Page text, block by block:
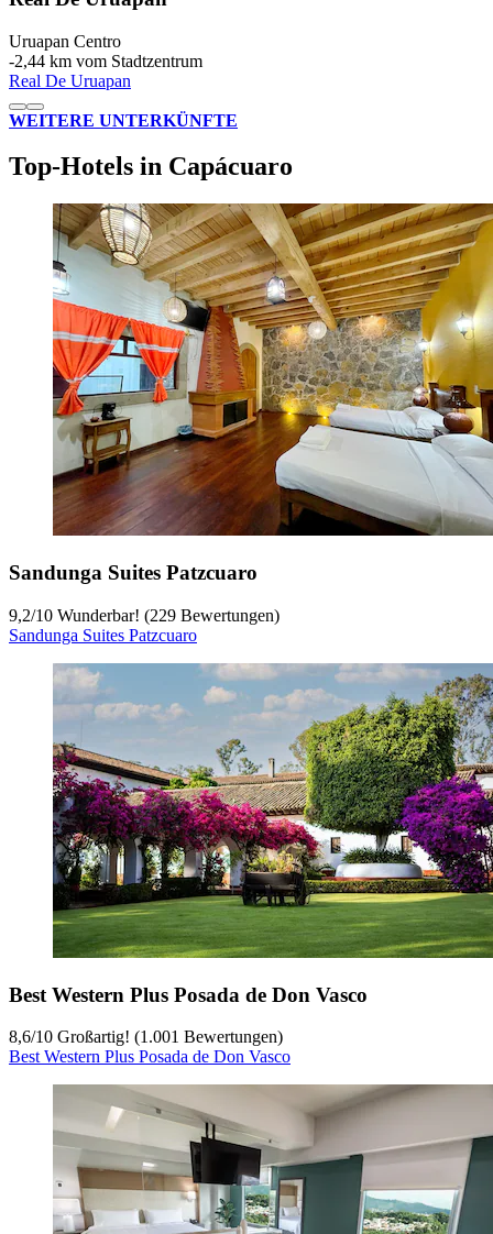
Uruapan Centro
‐2,44 km vom Stadtzentrum
Real De Uruapan
WEITERE UNTERKÜNFTE
Top-Hotels in Capácuaro
Sandunga Suites Patzcuaro
9,2/10 Wunderbar! (229 Bewertungen)
Sandunga Suites Patzcuaro
Best Western Plus Posada de Don Vasco
8,6/10 Großartig! (1.001 Bewertungen)
Best Western Plus Posada de Don Vasco